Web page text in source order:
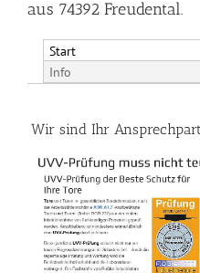
aus 74392 Freudental.
Start
Info
Wir sind Ihr